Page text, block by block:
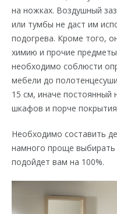
на ножках. Воздушный
или тумбы не даст им
подогрева. Кроме того,
химию и прочие
необходимо соблюсти
мебели до
15 см, иначе постоянный
шкафов и порче
Необходимо составить
намного проще выбирать
подойдет вам на 100%.